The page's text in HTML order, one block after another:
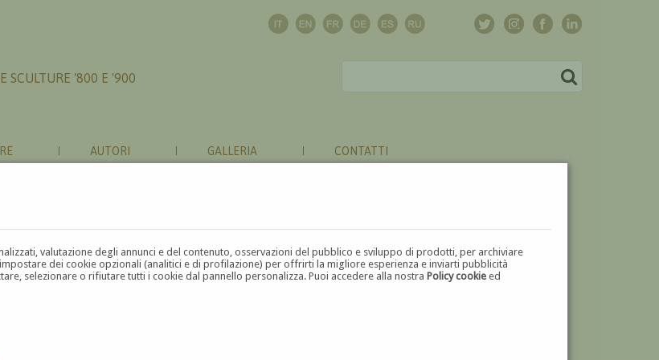
valutazione degli annunci e del contenuto, osservazioni del pubblico e sviluppo di prodotti, per archiviare
dei cookie opzionali (analitici e di profilazione) per offrirti la migliore esperienza e inviarti pubblicità
selezionare o rifiutare tutti i cookie dal pannello personalizza. Puoi accedere alla nostraPolicy cookie ed
SCULTURE '800 E '900
AUTORI GALLERIA CONTATTI
I J K L M N O P Q R S T U V W X Y Z ⬅